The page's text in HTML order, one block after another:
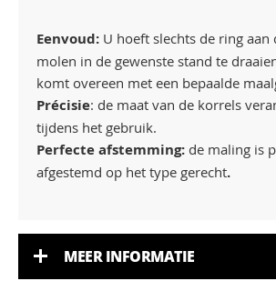
Eenvoud: U hoeft slechts de ring aan
molen in de gewenste stand te
komt overeen met een bepaalde
Précisie: de maat van de korrels
tijdens het gebruik.
Perfecte afstemming: de maling is
afgestemd op het type gerecht.
MEER INFORMATIE